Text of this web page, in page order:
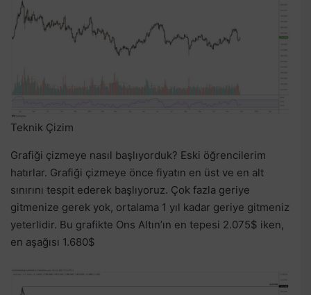
Teknik Çizim
Grafiği çizmeye nasıl başlıyorduk? Eski öğrencilerim
hatırlar. Grafiği çizmeye önce fiyatın en üst ve en alt
sınırını tespit ederek başlıyoruz. Çok fazla geriye
gitmenize gerek yok, ortalama 1 yıl kadar geriye gitmeniz
yeterlidir. Bu grafikte Ons Altın’ın en tepesi 2.075$ iken,
en aşağısı 1.680$